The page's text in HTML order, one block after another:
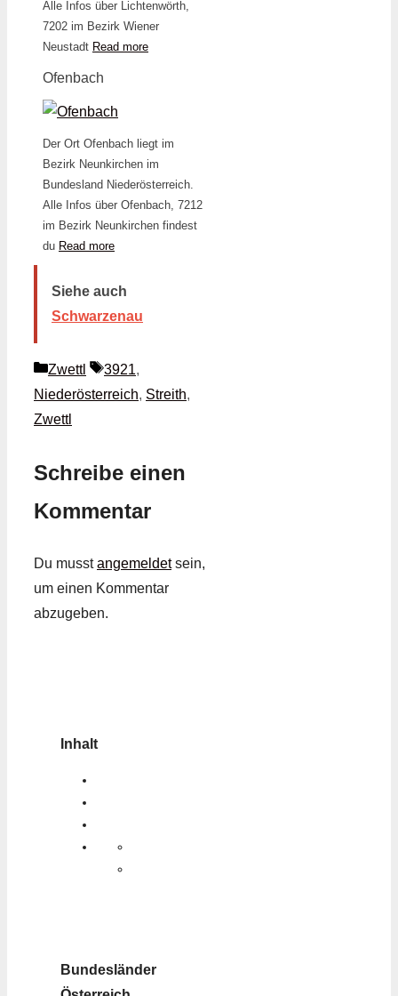
Alle Infos über Lichtenwörth,
7202 im Bezirk Wiener
Neustadt Read more
Ofenbach
Der Ort Ofenbach liegt im
Bezirk Neunkirchen im
Bundesland Niederösterreich.
Alle Infos über Ofenbach, 7212
im Bezirk Neunkirchen findest
du Read more
Siehe auch
Schwarzenau
Kategorien
Zwettl Schlagwörter
3921,
Niederösterreich, Streith,
Zwettl
Schreibe einen
Kommentar
Du musstangemeldetsein,
um einen Kommentar
abzugeben.
Inhalt
Bundesländer